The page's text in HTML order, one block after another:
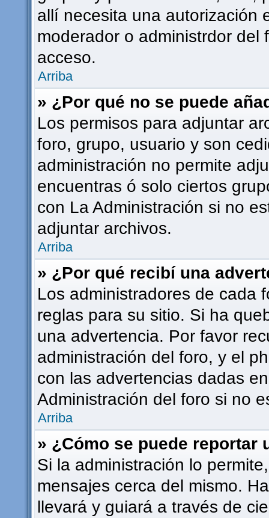
allí necesita una autorización
moderador o administrdor
acceso.
Arriba
» ¿Por qué no se puede
Los permisos para adjuntar
foro, grupo, usuario y son
administración no permite
encuentras ó solo ciertos
con La Administración si no
adjuntar archivos.
Arriba
» ¿Por qué recibí una
Los administradores de cada
reglas para su sitio. Si ha
una advertencia. Por favor
administración del foro, y el
con las advertencias dadas
Administración del foro si no
Arriba
» ¿Cómo se puede reportar
Si la administración lo
mensajes cerca del mismo.
llevará y guiará a través de